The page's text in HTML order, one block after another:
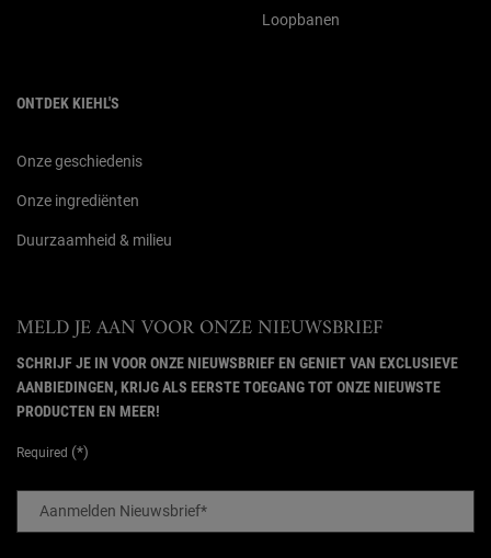
Loopbanen
ONTDEK KIEHL'S
Onze geschiedenis
Onze ingrediënten
Duurzaamheid & milieu
MELD JE AAN VOOR ONZE NIEUWSBRIEF
SCHRIJF JE IN VOOR ONZE NIEUWSBRIEF EN GENIET VAN EXCLUSIEVE
AANBIEDINGEN, KRIJG ALS EERSTE TOEGANG TOT ONZE NIEUWSTE
PRODUCTEN EN MEER!
Required (*)
Aanmelden Nieuwsbrief*